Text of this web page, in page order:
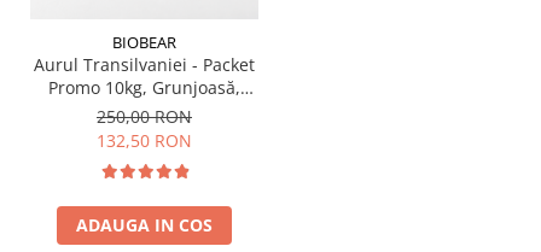
BIOBEAR
Aurul Transilvaniei - Packet
Promo 10kg, Grunjoasă,
Sare Naturală din
Transilvania, Neiodată, Fără
Antiaglomeranţi
250,00 RON
132,50 RON
ADAUGA IN COS